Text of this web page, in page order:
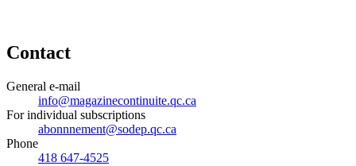
Contact
General e-mail
info@magazinecontinuite.qc.ca
For individual subscriptions
abonnnement@sodep.qc.ca
Phone
418 647-4525